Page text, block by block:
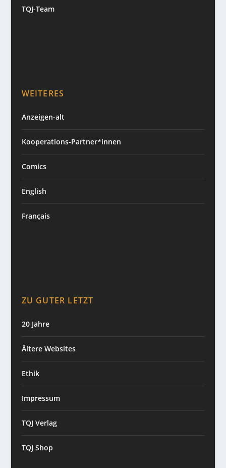
TQJ-Team
WEITERES
Anzeigen-alt
Kooperations-Partner*innen
Comics
English
Français
ZU GUTER LETZT
20 Jahre
Ältere Websites
Ethik
Impressum
TQJ Verlag
TQJ Shop